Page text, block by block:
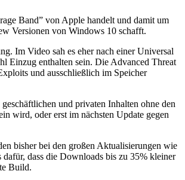
Band” von Apple handelt und damit um
Versionen von Windows 10 schafft.
Im Video sah es eher nach einer Universal
Einzug enthalten sein. Die Advanced Threat
und ausschließlich im Speicher
und privaten Inhalten ohne den
wird, oder erst im nächsten Update gegen
bisher bei den großen Aktualisierungen wie
dass die Downloads bis zu 35% kleiner
Build.